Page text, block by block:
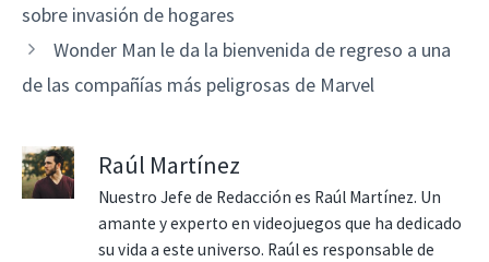
sobre invasión de hogares
Wonder Man le da la bienvenida de regreso a una
de las compañías más peligrosas de Marvel
Raúl Martínez
Nuestro Jefe de Redacción es Raúl Martínez. Un
amante y experto en videojuegos que ha dedicado
su vida a este universo. Raúl es responsable de